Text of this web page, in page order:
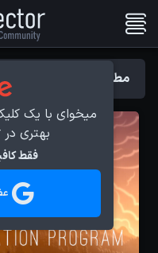
میخوای با یک
بهتری در CGSector داشته باشی؟
فقط
مطالب با برچسب : Open Source